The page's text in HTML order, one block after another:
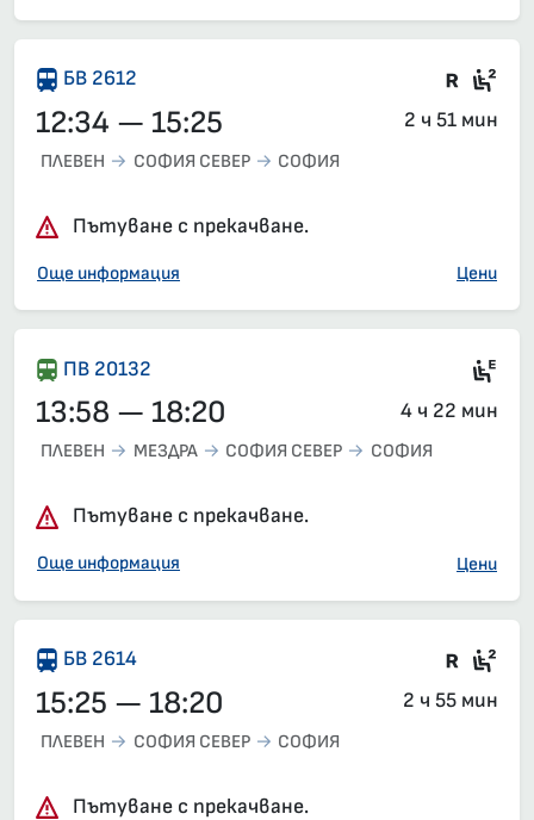
БВ 2612 Влак
12:34 — 15:25 2 ч 51 мин
ПЛЕВЕН СОФИЯ СЕВЕР СОФИЯ
Пътуване с прекачване.
Още информация Цени
ПВ 20132
13:58 — 18:20 4 ч 22 мин
ПЛЕВЕН МЕЗДРА СОФИЯ СЕВЕР СОФИЯ
Пътуване с прекачване.
Още информация Цени
БВ 2614 Влак
15:25 — 18:20 2 ч 55 мин
ПЛЕВЕН СОФИЯ СЕВЕР СОФИЯ
Пътуване с прекачване.